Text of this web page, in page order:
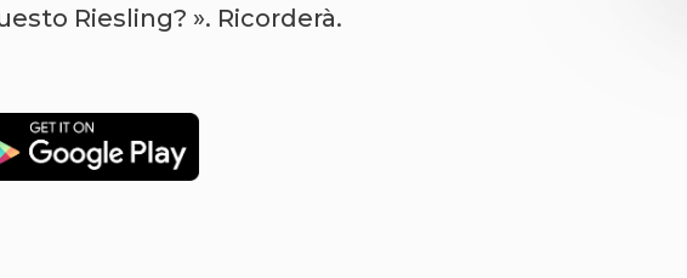
Riesling? ». Ricorderà.